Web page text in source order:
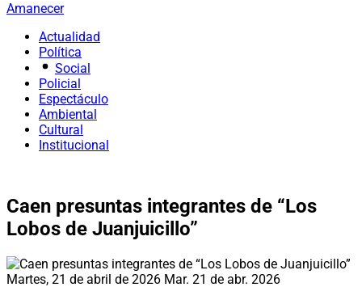
Amanecer
Actualidad
Política
Social
Policial
Espectáculo
Ambiental
Cultural
Institucional
Caen presuntas integrantes de “Los
Lobos de Juanjuicillo”
Martes, 21 de abril de 2026 Mar. 21 de abr. 2026